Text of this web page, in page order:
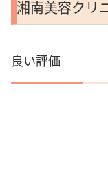
湘南美容クリ
良い評価